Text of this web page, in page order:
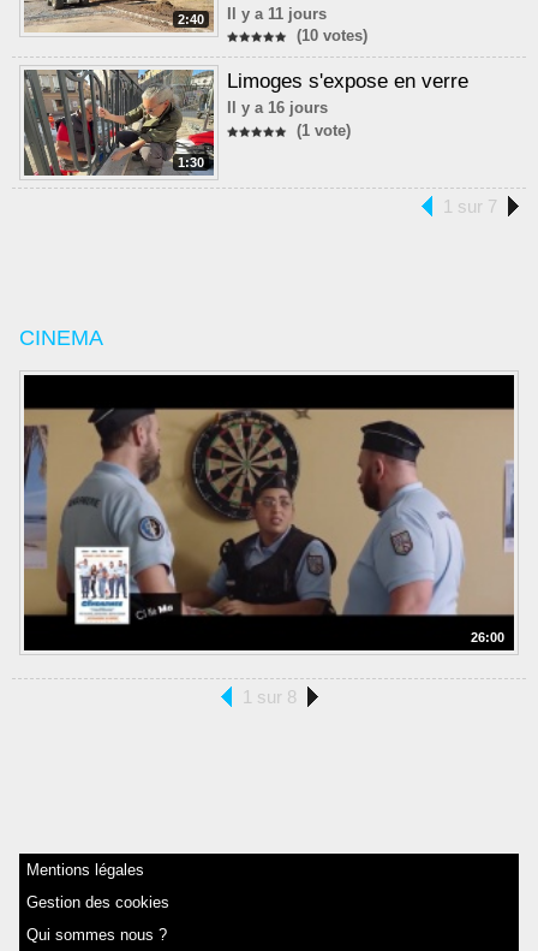
2:40
Il y a 11 jours
(10 votes)
1:30
Limoges s'expose en verre
Il y a 16 jours
(1 vote)
1 sur 7
CINEMA
26:00
1 sur 8
Mentions légales
Gestion des cookies
Qui sommes nous ?